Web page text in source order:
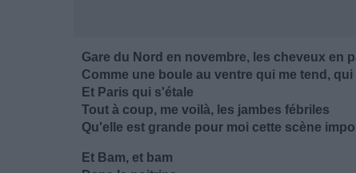
Gare du Nord en novembre, les cheveux en
Comme une boule au ventre qui me tend, qui
Et Paris qui s'étale
Tout à coup, me voilà, les jambes fébriles
Qu'elle est grande pour moi cette scène
Et Bam, et bam